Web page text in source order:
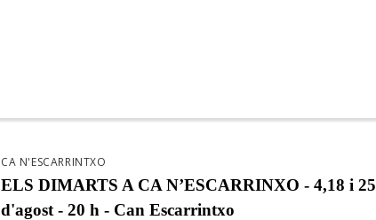
CA N'ESCARRINTXO
ELS DIMARTS A CA N’ESCARRINXO - 4,18 i 25
d'agost - 20 h - Can Escarrintxo